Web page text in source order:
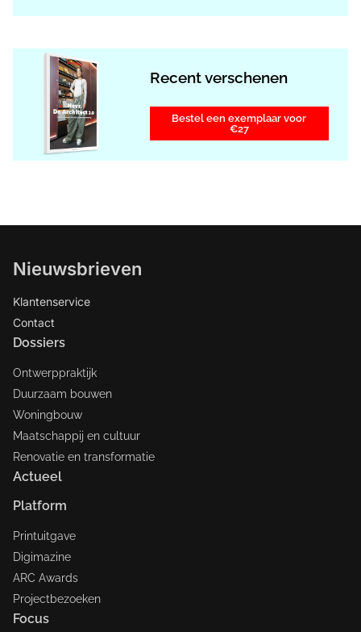
Recent verschenen
Bestel een exemplaar voor
€27
Nieuwsbrieven
Klantenservice
Contact
Dossiers
Ontwerppraktijk
Duurzaam bouwen
Woningbouw
Maatschappij en cultuur
Renovatie en transformatie
Actueel
Platform
Printuitgave
Digimazine
ARC Awards
Projectbezoeken
Focus